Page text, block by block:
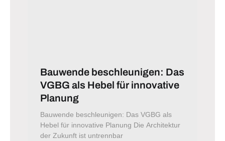
Bauwende beschleunigen: Das
VGBG als Hebel für innovative
Planung
Bauwende beschleunigen: Das VGBG als
Hebel für innovative Planung Die Architektur
der Zukunft ist untrennbar